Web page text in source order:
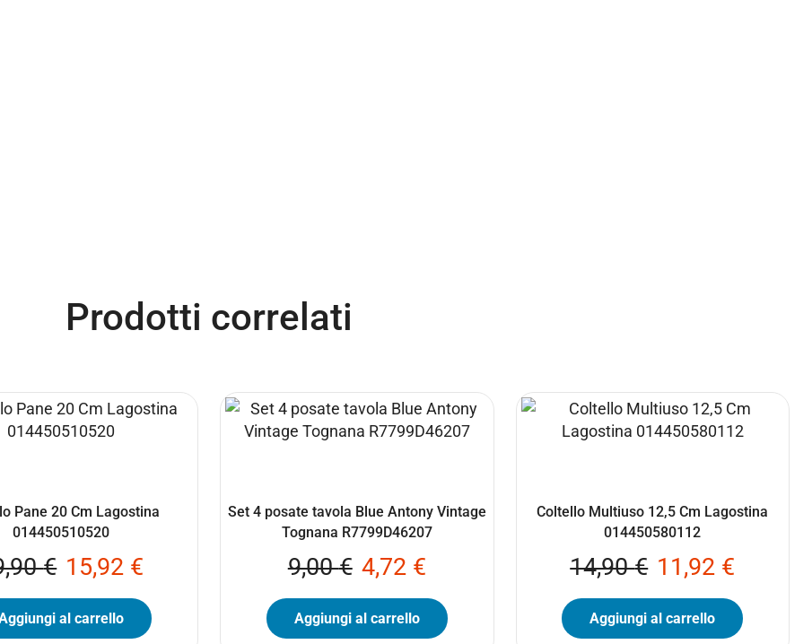
Prodotti correlati
Pane 20 Cm Lagostina
014450510520
€ 15,92 €
al carrello
Set 4 posate tavola Blue Antony Vintage
Tognana R7799D46207
9,00€ 4,72 €
Aggiungi al carrello
Coltello Multiuso 12,5 Cm Lagostina
014450580112
14,90€ 11,92 €
Aggiungi al carrello